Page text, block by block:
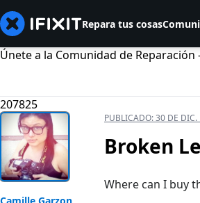
Repara tus cosas
Únete a la Comunidad de Reparación
207825
PUBLICADO:30 DE DIC.
Broken
Where can I buy